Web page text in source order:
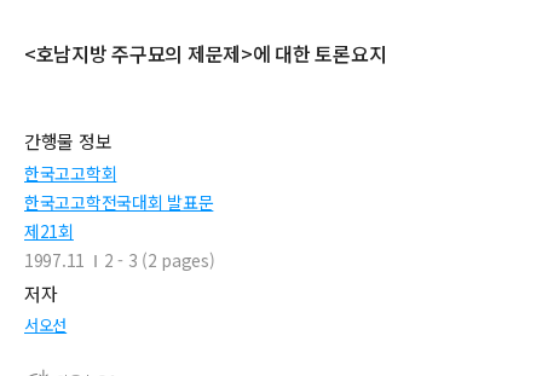
<호남지방 주구묘의 제문제>에 대한 토론요지
간행물 정보
한국고고학회
한국고고학전국대회 발표문
제21회
1997.11
2 - 3 (2 pages)
저자
서오선